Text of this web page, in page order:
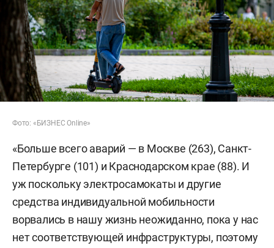
Фото: «БИЗНЕС Online»
«Больше всего аварий — в Москве (263), Санкт-
Петербурге (101) и Краснодарском крае (88). И
уж поскольку электросамокаты и другие
средства индивидуальной мобильности
ворвались в нашу жизнь неожиданно, пока у нас
нет соответствующей инфраструктуры, поэтому